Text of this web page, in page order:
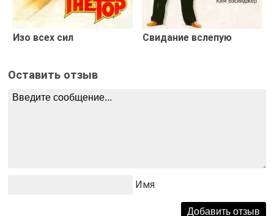
Изо всех сил Свидание вслепую
Оставить отзыв
Имя